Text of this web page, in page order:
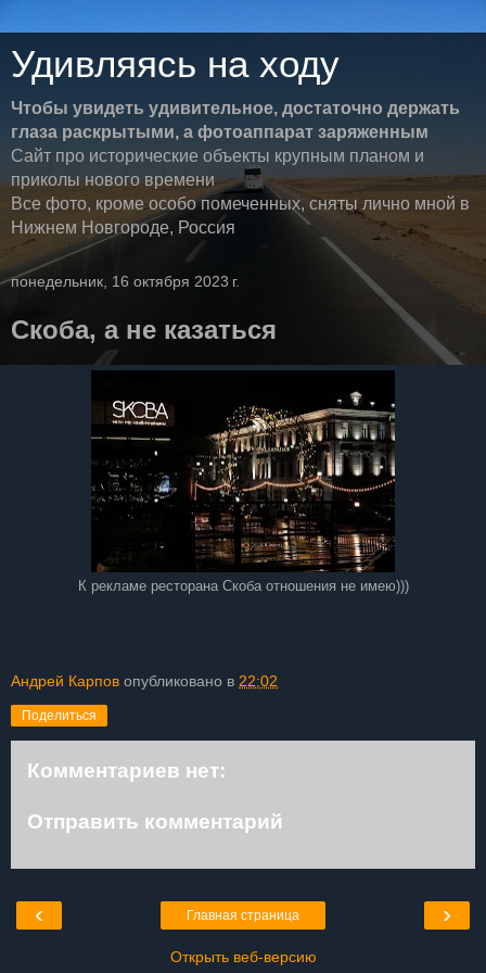
Удивляясь на ходу
Чтобы увидеть удивительное, достаточно держать
глаза раскрытыми, а фотоаппарат заряженным
Сайт про исторические объекты крупным планом и
приколы нового времени
Все фото, кроме особо помеченных, сняты лично мной в
Нижнем Новгороде, Россия
понедельник, 16 октября 2023 г.
Скоба, а не казаться
К рекламе ресторана Скоба отношения не имею)))
Андрей Карпов опубликовано в 22:02
Поделиться
Комментариев нет:
Отправить комментарий
‹ ›
Главная страница
Открыть веб-версию